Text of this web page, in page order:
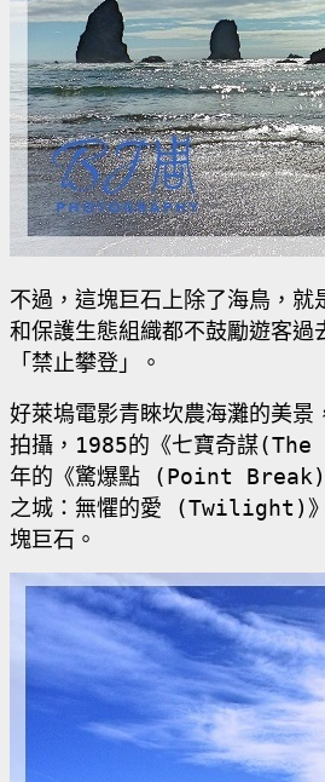
不過，這塊巨石上除了海鳥，就
和保護生態組織都不鼓勵遊客過
「禁止攀登」。
好萊塢電影青睞坎農海灘的美景
拍攝， 1985的《七寶奇謀(The
年的《驚爆點
(Point Break)
之城：無懼的愛
(Twilight)
塊巨石。